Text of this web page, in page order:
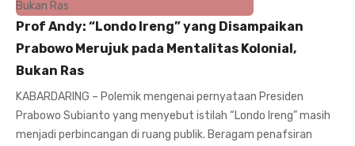
Prof Andy: “Londo Ireng” yang Disampaikan
Prabowo Merujuk pada Mentalitas Kolonial,
Bukan Ras
KABARDARING – Polemik mengenai pernyataan Presiden
Prabowo Subianto yang menyebut istilah “Londo Ireng” masih
menjadi perbincangan di ruang publik. Beragam penafsiran